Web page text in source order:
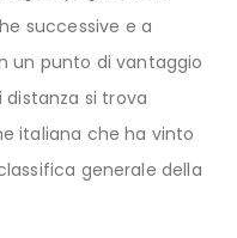
successive e a
un punto di vantaggio
distanza si trova
italiana che ha vinto
generale della